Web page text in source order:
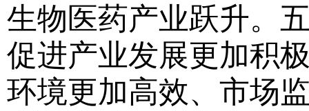
生物医药产业跃升。
促进产业发展更加积
环境更加高效、市场